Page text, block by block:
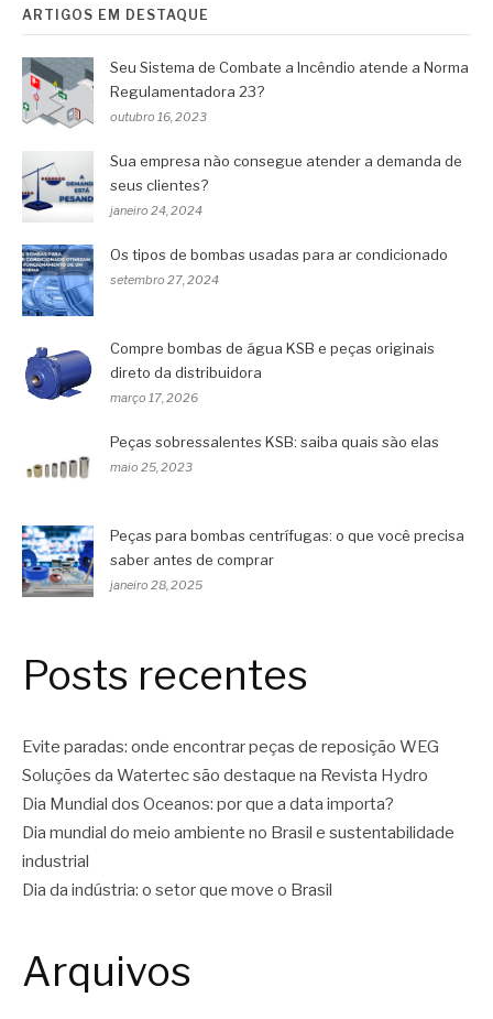
ARTIGOS EM DESTAQUE
Seu Sistema de Combate a Incêndio atende a Norma
Regulamentadora 23?
outubro 16, 2023
Sua empresa não consegue atender a demanda de
seus clientes?
janeiro 24, 2024
Os tipos de bombas usadas para ar condicionado
setembro 27, 2024
Compre bombas de água KSB e peças originais
direto da distribuidora
março 17, 2026
Peças sobressalentes KSB: saiba quais são elas
maio 25, 2023
Peças para bombas centrífugas: o que você precisa
saber antes de comprar
janeiro 28, 2025
Posts recentes
Evite paradas: onde encontrar peças de reposição WEG
Soluções da Watertec são destaque na Revista Hydro
Dia Mundial dos Oceanos: por que a data importa?
Dia mundial do meio ambiente no Brasil e sustentabilidade
industrial
Dia da indústria: o setor que move o Brasil
Arquivos